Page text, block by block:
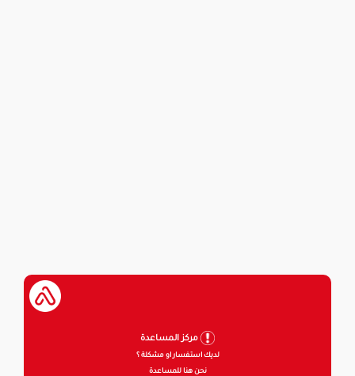
مركز المساعدة
لديك استفسار او مشكلة ؟
نحن هنا للمساعدة